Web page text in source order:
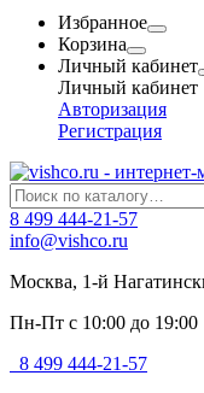
Избранное
Корзина
Личный кабинет
Личный кабинет
Авторизация
Регистрация
8 499 444-21-57
info@vishco.ru
Москва, 1-й
Пн-Пт с 10:00 до 19:00
8 499 444-21-57